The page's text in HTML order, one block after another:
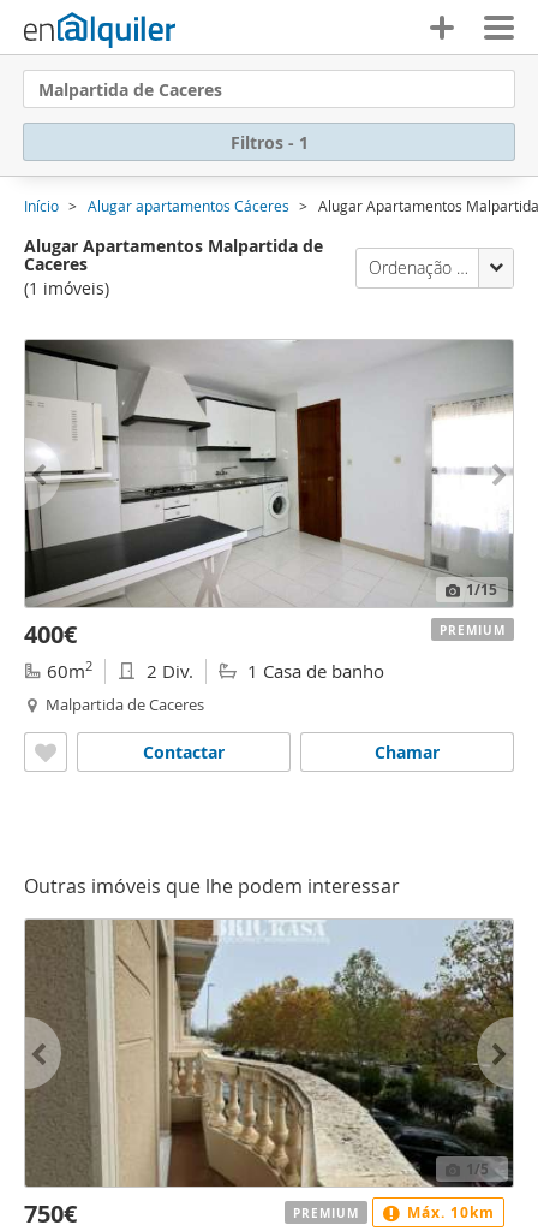
Malpartida de Caceres
Filtros - 1
Início Alugar apartamentos Cáceres Alugar Apartamentos
Alugar Apartamentos Malpartida de
Caceres
(1 imóveis)
Ordenação Enalquiler
1/15
400€
60m2 2 Div. 1 Casa de banho
Malpartida de Caceres
Chamar
Contactar
PREMIUM
Outras imóveis que lhe podem interessar
1/5
750€ PREMIUM Máx. 10km